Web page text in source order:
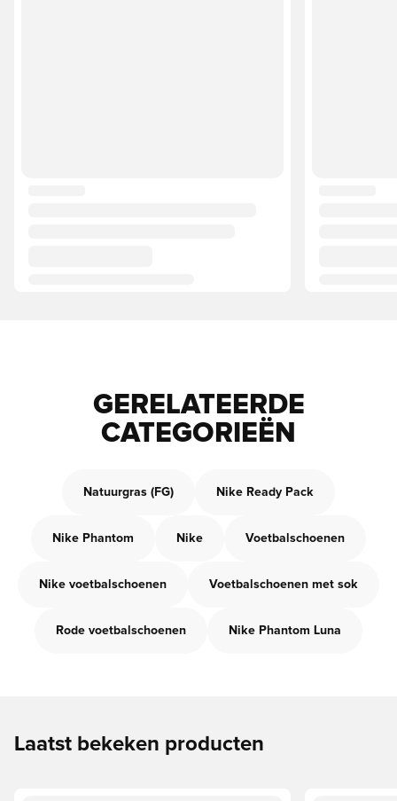
GERELATEERDE
CATEGORIEËN
Natuurgras (FG) Nike Ready Pack
Nike Phantom Nike Voetbalschoenen
Nike voetbalschoenen Voetbalschoenen met sok
Rode voetbalschoenen Nike Phantom Luna
Laatst bekeken producten